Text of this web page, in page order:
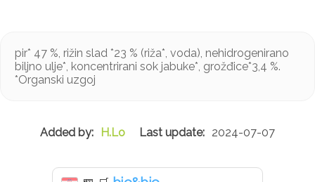
pir* 47 %, rižin slad *23 % (riža*, voda), nehidrogenirano
biljno ulje*, koncentrirani sok jabuke*, grožđice*3,4 %.
*Organski uzgoj
H.Lo 2024-07-07